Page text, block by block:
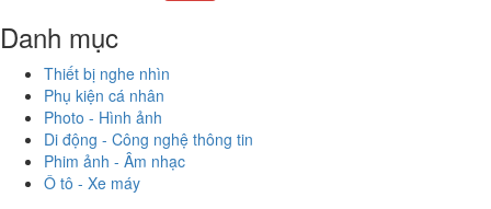
Danh mục
Thiết bị nghe nhìn
Phụ kiện cá nhân
Photo - Hình ảnh
Di động - Công nghệ thông tin
Phim ảnh - Âm nhạc
Ô tô - Xe máy